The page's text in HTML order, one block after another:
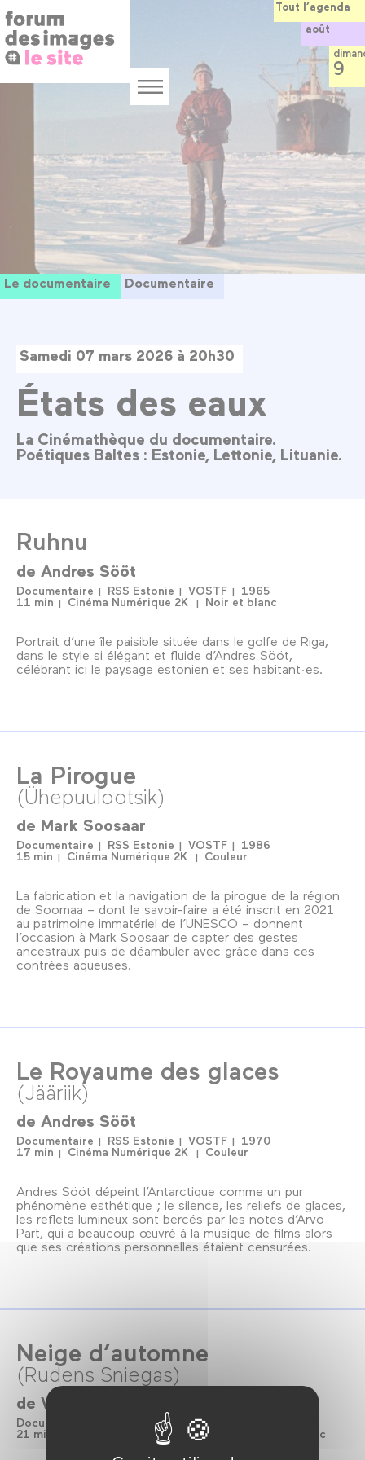
au
contenu
principal
Menu
Le documentaire Documentaire
Samedi 07 mars 2026 à 20h30
États des eaux
La Cinémathèque du documentaire.
Poétiques Baltes : Estonie, Lettonie, Lituanie.
Ruhnu
de Andres Sööt
Documentaire RSS Estonie VOSTF
1965
11 min
Cinéma Numérique 2K Noir et blanc
Portrait d’une île paisible située dans le golfe de Riga,
dans le style si élégant et fluide d’Andres Sööt,
célébrant ici le paysage estonien et ses habitant·es.
La Pirogue
(Ühepuulootsik)
de Mark Soosaar
Documentaire RSS Estonie VOSTF
1986
15 min
Cinéma Numérique 2K Couleur
La fabrication et la navigation de la pirogue de la région
de Soomaa – dont le savoir-faire a été inscrit en 2021
au patrimoine immatériel de l’UNESCO – donnent
l’occasion à Mark Soosaar de capter des gestes
ancestraux puis de déambuler avec grâce dans ces
contrées aqueuses.
Le Royaume des glaces
(Jääriik)
de Andres Sööt
Documentaire RSS Estonie VOSTF
1970
17 min
Cinéma Numérique 2K Couleur
Andres Sööt dépeint l’Antarctique comme un pur
phénomène esthétique ; le silence, les reliefs de glaces,
les reflets lumineux sont bercés par les notes d’Arvo
Pärt, qui a beaucoup œuvré à la musique de films alors
que ses créations personnelles étaient censurées.
Neige d’automne
(Rudens Sniegas)
de Valdas Navasaitis
Documentaire Sans dialogue
21 min
Cinéma Numérique 2K Couleur et Noir/Blanc
Tout l’agenda
août
9